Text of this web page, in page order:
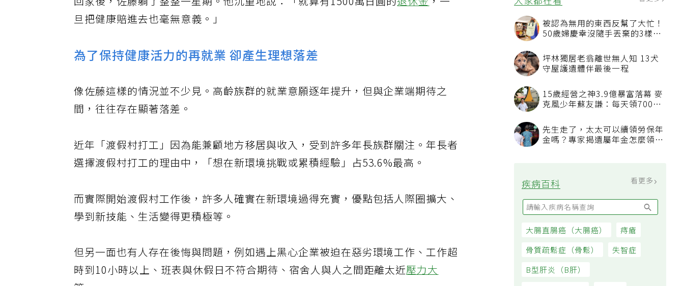
大家都在看
被認為無用的東西反幫了大忙！
50歲婦慶幸沒隨手丟棄的3樣物
坪林獨居老翁離世無人知 13犬
守屋護遺體伴最後一程
15歲經營之神3.9億暴富落幕 麥
克風少年蘇友謙：每天領700元
先生走了，太太可以續領勞保年
疾病百科
回家後，佐藤躺了整整一星期。他沉重地說：「就算有1500萬日圓的退休金
旦把健康賠進去也毫無意義。」
為了保持健康活力的再就業 卻產生理想落差
像佐藤這樣的情況並不少見。高齡族群的就業意願逐年提升，但與企業端期待之
間，往往存在顯著落差。
近年「渡假村打工」因為能兼顧地方移居與收入，受到許多年長族群關注。年長者
選擇渡假村打工的理由中，「想在新環境挑戰或累積經驗」占53.6%最高。
而實際開始渡假村工作後，許多人確實在新環境過得充實，優點包括人際圈擴大、
學到新技能、生活變得更積極等。
但另一面也有人存在後悔與問題，例如遇上黑心企業被迫在惡劣環境工作、工作超
時到10小時以上、班表與休假日不符合期待、宿舍人與人之間距離太近壓力大